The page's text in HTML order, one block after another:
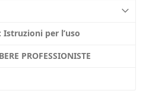
per l’uso
PROFESSIONISTE